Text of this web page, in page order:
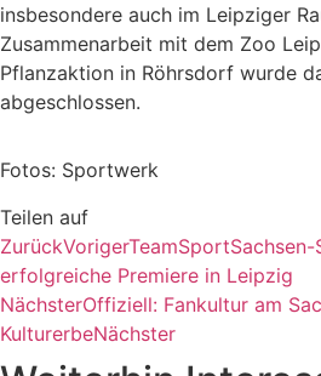
insbesondere auch im Leipziger
Zusammenarbeit mit dem Zoo
Pflanzaktion in Röhrsdorf wurde
abgeschlossen.
Fotos: Sportwerk
Teilen auf
ZurückVoriger
erfolgreiche Premiere in Leipzig
NächsterOffiziell: Fankultur am
KulturerbeNächster